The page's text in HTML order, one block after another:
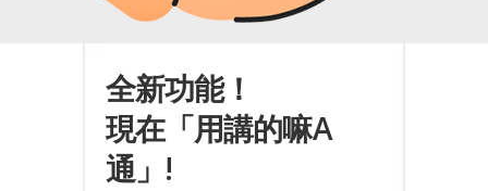
全新功能！
現在「用講的嘛A
通」!